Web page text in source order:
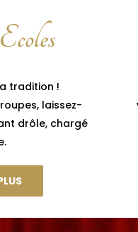
tradition !
laissez-
drôle, chargé